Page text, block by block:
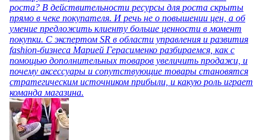
роста? В действительности ресурсы для роста скрыты
прямо в чеке покупателя. И речь не о повышении цен, а об
умение предложить клиенту больше ценности в момент
покупки. С экспертом SR в области управления и развития
fashion-бизнеса Марией Герасименко разбираемся, как с
помощью дополнительных товаров увеличить продажи, и
почему аксессуары и сопутствующие товары становятся
стратегическим источником прибыли, и какую роль играет
команда магазина.